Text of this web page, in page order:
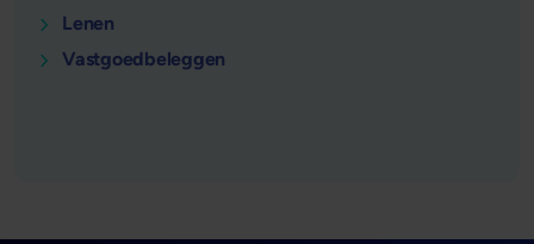
Lenen
Vastgoedbeleggen